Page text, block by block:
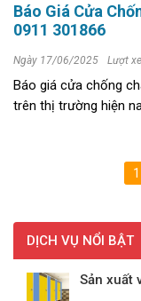
DỊCH VỤ NỔI BẬT
Sản xuất
Báo Giá Cửa
0911 301866
Ngày 17/06/2025 Lượt
Báo giá cửa chống
trên thị trường hiện
1